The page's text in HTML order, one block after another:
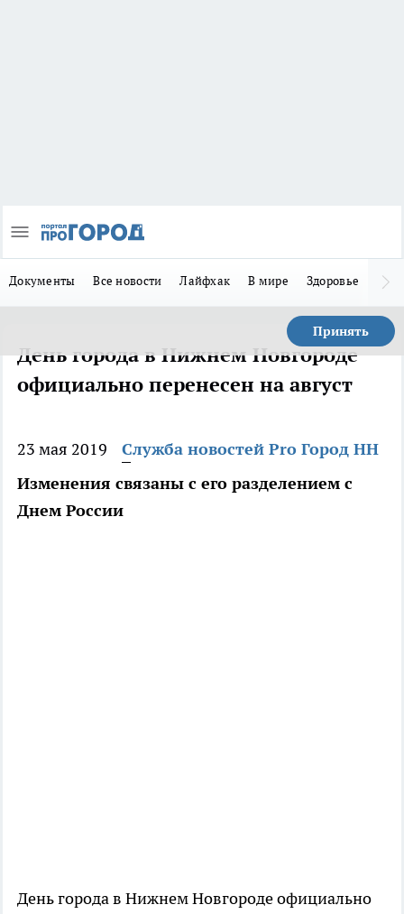
Документы Все новости Лайфхак В мире Здоровье
Принять
День города в Нижнем Новгороде
официально перенесен на август
23 мая 2019
Служба новостей Pro Город НН
Изменения связаны с его разделением с
Днем России
День города в Нижнем Новгороде официально